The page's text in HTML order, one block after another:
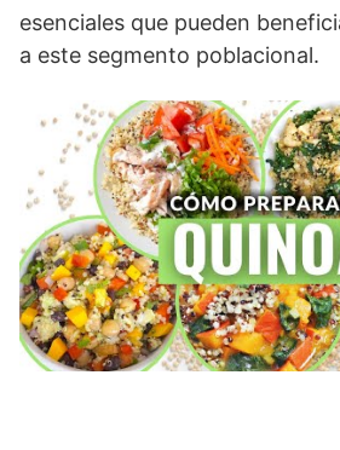
esenciales que pueden
a este segmento poblacional.